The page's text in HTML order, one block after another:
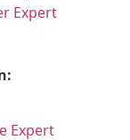
Expert
Expert